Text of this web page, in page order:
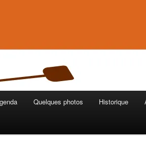
Quelques photos Historique